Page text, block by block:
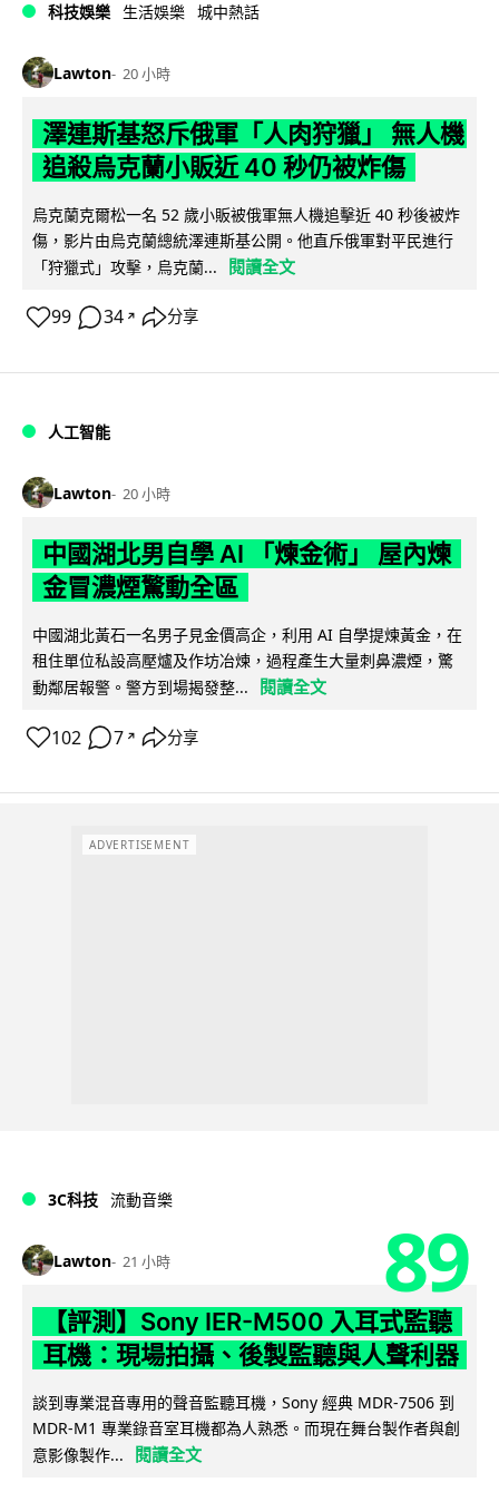
科技娛樂 生活娛樂 城中熱話
Lawton 20 小時
澤連斯基怒斥俄軍「人肉狩獵」 無人機
追殺烏克蘭小販近 40 秒仍被炸傷
烏克蘭克爾松一名 52 歲小販被俄軍無人機追擊近 40 秒後被炸
傷，影片由烏克蘭總統澤連斯基公開。他直斥俄軍對平民進行
「狩獵式」攻擊，烏克蘭...
閱讀全文
99 34 ↗ 分享
人工智能
Lawton 20 小時
中國湖北男自學 AI 「煉金術」 屋內煉
金冒濃煙驚動全區
中國湖北黃石一名男子見金價高企，利用 AI 自學提煉黃金，在
租住單位私設高壓爐及作坊冶煉，過程產生大量刺鼻濃煙，驚
動鄰居報警。警方到場揭發整...
閱讀全文
102 7 ↗ 分享
ADVERTISEMENT
3C科技 流動音樂
Lawton 21 小時 89
【評測】Sony IER-M500 入耳式監聽
耳機：現場拍攝、後製監聽與人聲利器
談到專業混音專用的聲音監聽耳機，Sony 經典 MDR-7506 到
MDR-M1 專業錄音室耳機都為人熟悉。而現在舞台製作者與創
意影像製作...
閱讀全文